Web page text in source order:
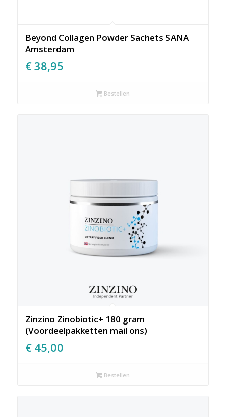
Beyond Collagen Powder Sachets SANA
Amsterdam
€38,95
Bestellen
Zinzino Zinobiotic+ 180 gram
(Voordeelpakketten mail ons)
€ 45,00
Bestellen